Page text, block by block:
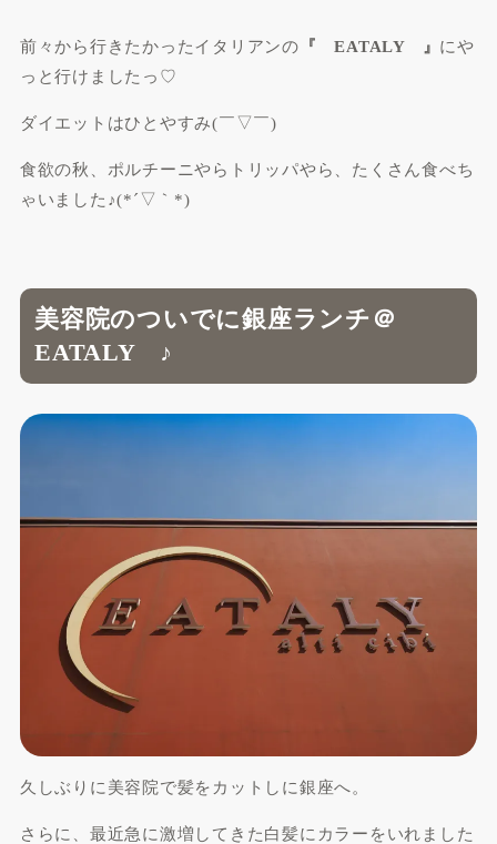
前々から行きたかったイタリアンの 『 EATALY 』 にや
っと行けましたっ♡
ダイエットはひとやすみ(￣▽￣)
食欲の秋、ポルチーニやらトリッパやら、たくさん食べち
ゃいました♪(*´▽｀*)
美容院のついでに銀座ランチ＠
EATALY ♪
久しぶりに美容院で髪をカットしに銀座へ。
さらに、最近急に激増してきた白髪にカラーをいれました